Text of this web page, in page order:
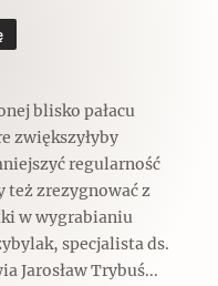
blisko pałacu
zwiększyłyby
regularność
też zrezygnować z
w wygrabianiu
specjalista ds.
Jarosław Trybuś...